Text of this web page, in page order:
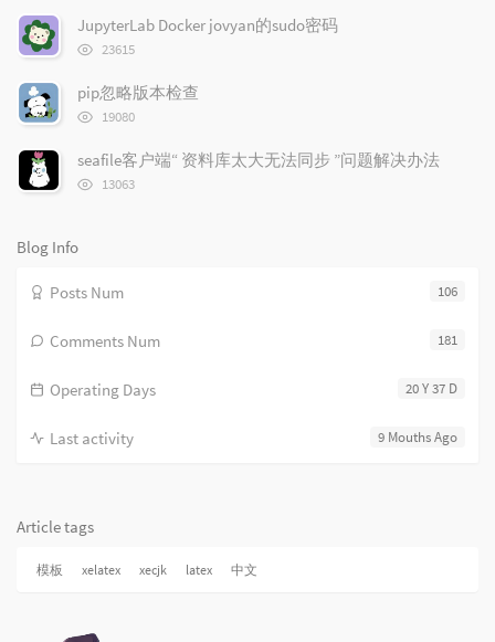
r
t
c
l
s
m
次
数:
JupyterLab Docker jovyan的sudo密码
浏
次
数:
23615
pip忽略版本检查
浏
次
数:
19080
seafile客户端“ 资料库太大无法同步 ”问题解决办法
浏
13063
Blog Info
106
Posts Num
181
Comments Num
20 Y 37 D
Operating Days
9 Mouths Ago
Last activity
Article tags
模板 xelatex xecjk latex 中文